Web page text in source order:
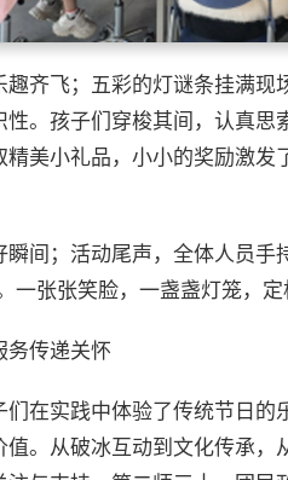
趣齐飞；五彩的灯谜条挂满
。孩子们穿梭其间，认真思
精美小礼品，小小的奖励激
间；活动尾声，全体人员手
一张张笑脸，一盏盏灯笼，
务传递关怀
们在实践中体验了传统节日
。从破冰互动到文化传承